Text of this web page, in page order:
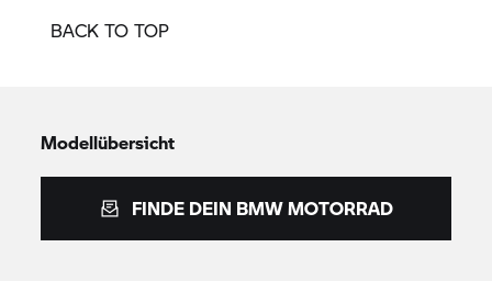
BACK TO TOP
Modellübersicht
FINDE DEIN BMW MOTORRAD